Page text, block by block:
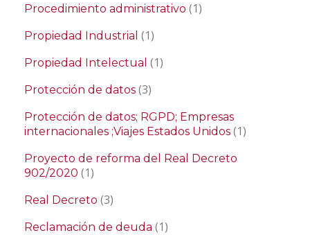
Procedimiento administrativo (1)
Propiedad Industrial (1)
Propiedad Intelectual (1)
Protección de datos (3)
Protección de datos; RGPD; Empresas
internacionales ;Viajes Estados Unidos (1)
Proyecto de reforma del Real Decreto
902/2020 (1)
Real Decreto (3)
Reclamación de deuda (1)